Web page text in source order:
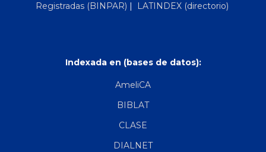
Registradas (BINPAR) | LATINDEX (directorio)
Indexada en (bases de datos):
AmeliCA
BIBLAT
CLASE
DIALNET